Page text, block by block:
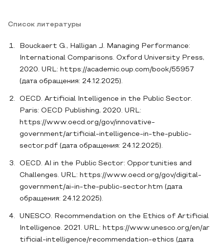
Список литературы
Bouckaert G., Halligan J. Managing Performance:
International Comparisons. Oxford University Press,
2020. URL: https://academic.oup.com/book/55957
(дата обращения: 24.12.2025).
OECD. Artificial Intelligence in the Public Sector.
Paris: OECD Publishing, 2020. URL:
https://www.oecd.org/gov/innovative-
government/artificial-intelligence-in-the-public-
sector.pdf (дата обращения: 24.12.2025).
OECD. AI in the Public Sector: Opportunities and
Challenges. URL: https://www.oecd.org/gov/digital-
government/ai-in-the-public-sector.htm (дата
обращения: 24.12.2025).
UNESCO. Recommendation on the Ethics of Artificial
Intelligence. 2021. URL: https://www.unesco.org/en/ar
tificial-intelligence/recommendation-ethics (дата